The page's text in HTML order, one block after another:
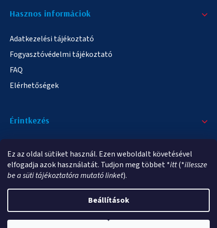
Ez az oldal sütiket használ. Ezen weboldalt követésével
elfogadja azok használatát. Tudjon meg többet *itt(*illessze
be a süti tájékoztatóra mutató linket).
Beállítások
Hasznos informáciok
Adatkezelési tájékoztató
Fogyasztóvédelmi tájékoztató
FAQ
Elérhetőségek
Érintkezés
info@elampa.hu
elampa.hu. Minden jog fenntartva.